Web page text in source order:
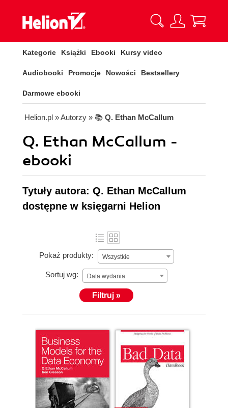
Kategorie Książki Ebooki Kursy video
Audiobooki Promocje Nowości Bestsellery
Darmowe ebooki
Helion.pl » Autorzy » 📚 Q. Ethan McCallum
Q. Ethan McCallum -
ebooki
Tytuły autora: Q. Ethan McCallum
dostępne w księgarni Helion
Pokaż produkty: Wszystkie
Sortuj wg: Data wydania
Filtruj »